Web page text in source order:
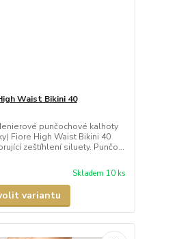
Waist Bikini 40
punčochové kalhoty
Fiore High Waist Bikini 40
zeštíhlení siluety. Punčo...
Skladem 10 ks
variantu